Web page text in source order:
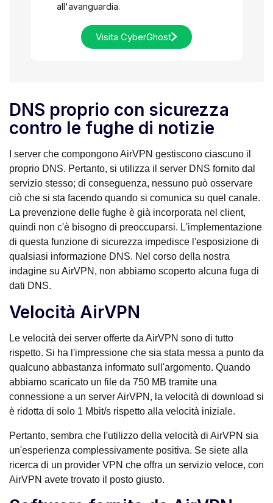
all'avanguardia.
Visita CyberGhost
DNS proprio con sicurezza
contro le fughe di notizie
I server che compongono AirVPN gestiscono ciascuno il
proprio DNS. Pertanto, si utilizza il server DNS fornito dal
servizio stesso; di conseguenza, nessuno può osservare
ciò che si sta facendo quando si comunica su quel canale.
La prevenzione delle fughe è già incorporata nel client,
quindi non c'è bisogno di preoccuparsi. L'implementazione
di questa funzione di sicurezza impedisce l'esposizione di
qualsiasi informazione DNS. Nel corso della nostra
indagine su AirVPN, non abbiamo scoperto alcuna fuga di
dati DNS.
Velocità AirVPN
Le velocità dei server offerte da AirVPN sono di tutto
rispetto. Si ha l'impressione che sia stata messa a punto da
qualcuno abbastanza informato sull'argomento. Quando
abbiamo scaricato un file da 750 MB tramite una
connessione a un server AirVPN, la velocità di download si
è ridotta di solo 1 Mbit/s rispetto alla velocità iniziale.
Pertanto, sembra che l'utilizzo della velocità di AirVPN sia
un'esperienza complessivamente positiva. Se siete alla
ricerca di un provider VPN che offra un servizio veloce, con
AirVPN avete trovato il posto giusto.